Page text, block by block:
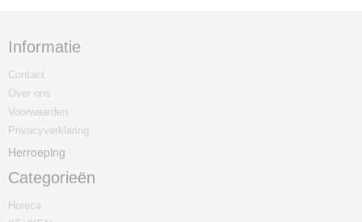
Informatie
Contact
Over ons
Voorwaarden
Privacyverklaring
Herroeping
Categorieën
Horeca